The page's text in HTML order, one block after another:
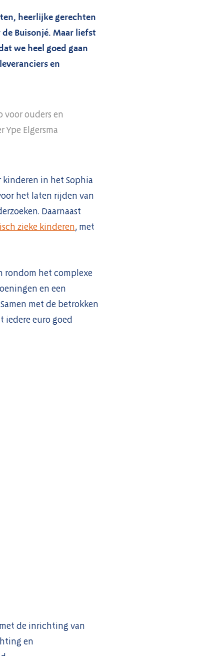
heerlijke gerechten
Buisonjé. Maar liefst
we heel goed gaan
en
voor ouders en
Elgersma
kinderen in het Sophia
het laten rijden van
Daarnaast
zieke kinderen, met
rondom het complexe
en een
met de betrokken
iedere euro goed
de inrichting van
en